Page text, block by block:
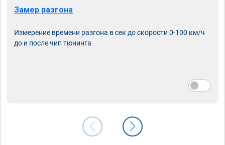
Замер разгона
Измерение времени разгона в сек до скорости 0-100 км/ч
до и после чип тюнинга